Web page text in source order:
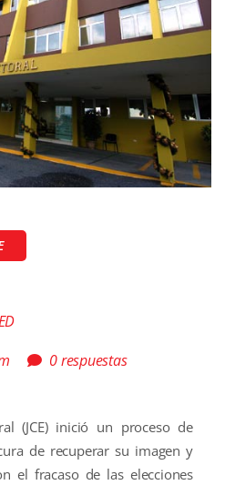
0 respuestas
(JCE) inició un proceso de
de recuperar su imagen y
el fracaso de las elecciones